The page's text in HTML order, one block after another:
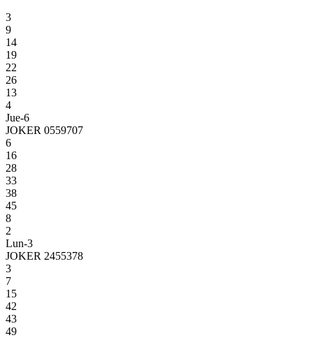
3
9
14
19
22
26
13
4
Jue-6
JOKER 0559707
6
16
28
33
38
45
8
2
Lun-3
JOKER 2455378
3
7
15
42
43
49